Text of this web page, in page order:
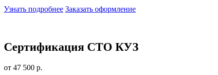
Узнать подробнее Заказать оформление
Сертификация СТО КУЗ
от 47 500 р.